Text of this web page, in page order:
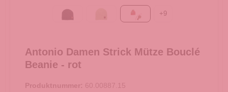
Green rot
+9
Antonio Damen Strick Mütze Bouclé
Beanie - rot
Produktnummer: 60.00887.15